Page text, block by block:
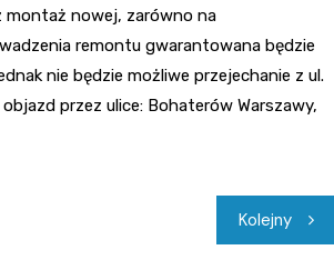
montaż nowej, zarówno na
remontu gwarantowana będzie
nie będzie możliwe przejechanie z ul.
przez ulice: Bohaterów Warszawy,
Kolejny